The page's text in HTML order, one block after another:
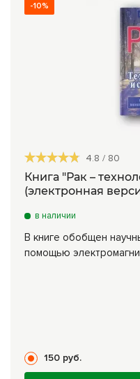
-10%
4.8 / 80
Книга "Рак –
(электронная
в наличии
В книге обобщен
помощью
150 руб.